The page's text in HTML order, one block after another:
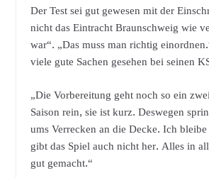
Der Test sei gut gewesen mit der
nicht das Eintracht Braunschweig wie
war“. „Das muss man richtig
viele gute Sachen gesehen bei seinen
„Die Vorbereitung geht noch so ein
Saison rein, sie ist kurz. Deswegen
ums Verrecken an die Decke. Ich
gibt das Spiel auch nicht her. Alles in
gut gemacht.“